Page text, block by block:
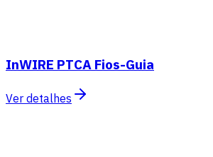
InWIRE PTCA Fios-Guia
Ver detalhes